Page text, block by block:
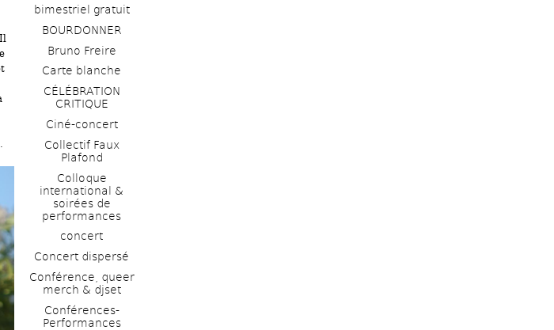
bimestriel gratuit
BOURDONNER
Bruno Freire
Carte blanche
CÉLÉBRATION
CRITIQUE
Ciné-concert
Collectif Faux
Plafond
Colloque
international &
soirées de
performances
concert
Concert dispersé
Conférence, queer
merch & djset
Conférences-
Performances